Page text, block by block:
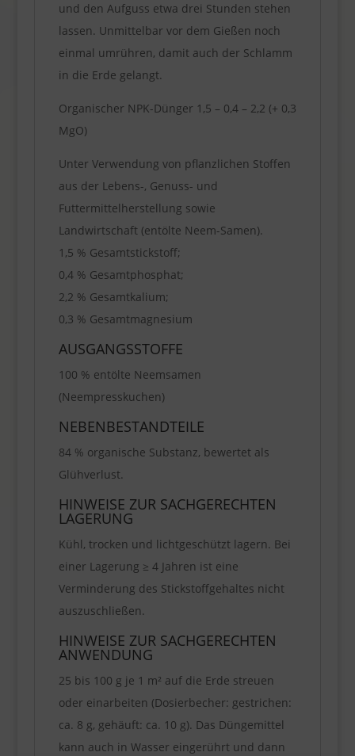
und den Aufguss etwa drei Stunden stehen
lassen. Unmittelbar vor dem Gießen noch
einmal umrühren, damit auch der Schlamm
in die Erde gelangt.
Organischer NPK-Dünger 1,5 – 0,4 – 2,2 (+ 0,3
MgO)
Unter Verwendung von pflanzlichen Stoffen
aus der Lebens-, Genuss- und
Futtermittelherstellung sowie
Landwirtschaft (entölte Neem-Samen).
1,5 % Gesamtstickstoff;
0,4 % Gesamtphosphat;
2,2 % Gesamtkalium;
0,3 % Gesamtmagnesium
AUSGANGSSTOFFE
100 % entölte Neemsamen
(Neempresskuchen)
NEBENBESTANDTEILE
84 % organische Substanz, bewertet als
Glühverlust.
HINWEISE ZUR SACHGERECHTEN
LAGERUNG
Kühl, trocken und lichtgeschützt lagern. Bei
einer Lagerung ≥ 4 Jahren ist eine
Verminderung des Stickstoffgehaltes nicht
auszuschließen.
HINWEISE ZUR SACHGERECHTEN
ANWENDUNG
25 bis 100 g je 1 m² auf die Erde streuen
oder einarbeiten (Dosierbecher: gestrichen:
ca. 8 g, gehäuft: ca. 10 g). Das Düngemittel
kann auch in Wasser eingerührt und dann